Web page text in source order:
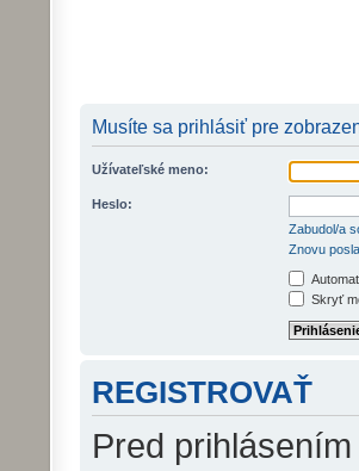
Musíte sa prihlásiť pre
Užívateľské meno:
Heslo:
Zabudol/a
Znovu
Skryť
REGISTROVAŤ
Pred